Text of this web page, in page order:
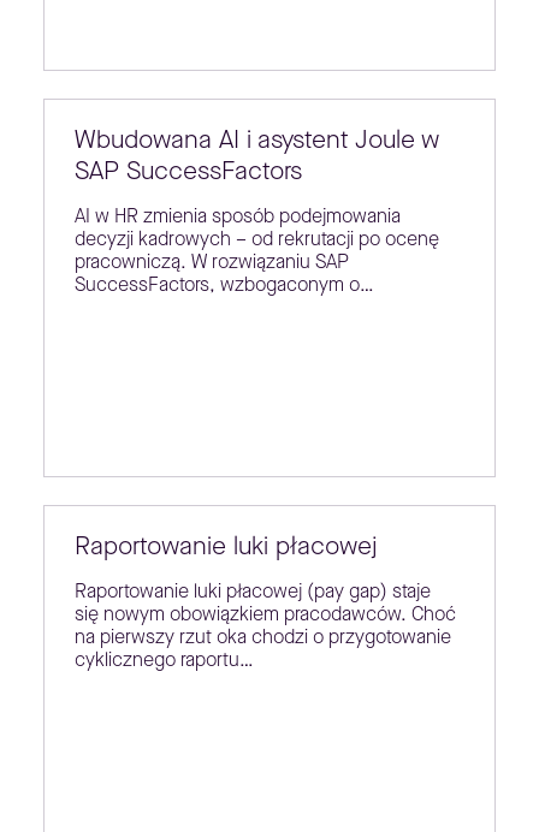
Wbudowana AI i asystent Joule w
SAP SuccessFactors
AI w HR zmienia sposób podejmowania
decyzji kadrowych – od rekrutacji po ocenę
pracowniczą. W rozwiązaniu SAP
SuccessFactors, wzbogaconym o…
Raportowanie luki płacowej
Raportowanie luki płacowej (pay gap) staje
się nowym obowiązkiem pracodawców. Choć
na pierwszy rzut oka chodzi o przygotowanie
cyklicznego raportu…